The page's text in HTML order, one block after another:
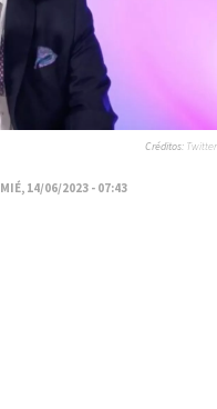
MIÉ, 14/06/2023 - 07:43
Créditos: Twitter